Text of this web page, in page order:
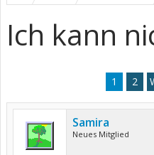
Ich kann
1 2
Samira
Neues Mitglied